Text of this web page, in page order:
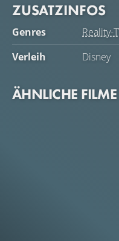
ZUSATZINFOS
Genres
Reality-
Verleih
Disney
ÄHNLICHE FILME